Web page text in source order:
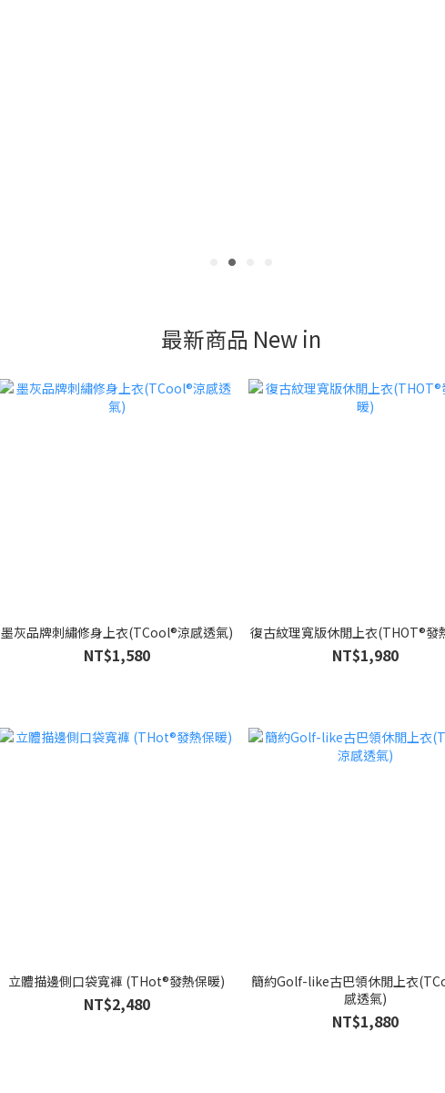
最新商品 New in
墨灰品牌刺繡修身上衣(TCool®涼感透氣)
NT$1,580
復古紋理寬版休閒上衣(THOT®發
NT$1,980
立體描邊側口袋寬褲 (THot®發熱保暖)
NT$2,480
簡約Golf-like古巴領休閒上衣
感透氣)
NT$1,880